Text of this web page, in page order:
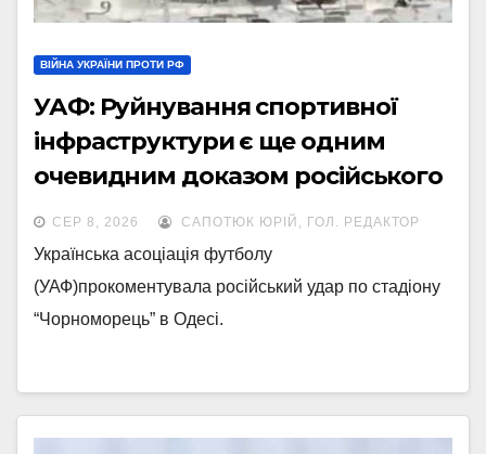
ВІЙНА УКРАЇНИ ПРОТИ РФ
УАФ: Руйнування спортивної
інфраструктури є ще одним
очевидним доказом російського
терору
СЕР 8, 2026 САПОТЮК ЮРІЙ, ГОЛ. РЕДАКТОР
Українська асоціація футболу
(УАФ)прокоментувала російський удар по стадіону
“Чорноморець” в Одесі.